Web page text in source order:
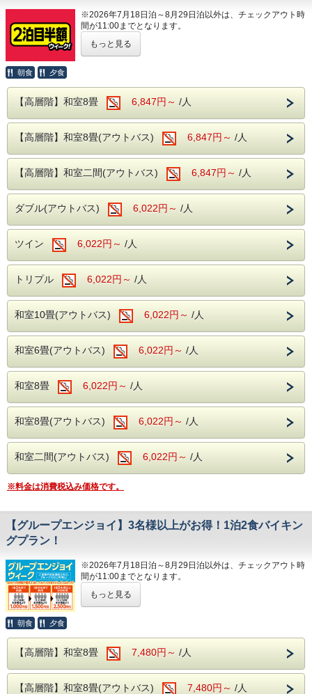
---館内施設---
・カラオケルーム（当日予約制・無料）
・無料Wi-Fi完備
皆様のご来館をスタッフ一同、お待ちしてお
ります。
※2026年7月18日泊～8月29日泊以外は、チェックアウト時
間が11:00までとなります。
【2泊目半額ウィーク】
期間限定、2泊3日のご宿泊がとってもお得な「2泊目半額ウ
■対象期間
08月25日(火)～08月27日(金)
09月06日(日)～09月11日(金)
10月04日(日)～10月08日(金)
11月16日(月)～11月19日(木)
▼高層階客室
1泊目：9,130円(消費税込)
2泊目：4,565円(消費税込)
合計：13,695円(消費税込)
▼通常客室
2泊目：4,015円(消費税込)
※1泊あたり6,022円(消費税込)となります。
■注意事項
※ 下記期間内で2泊できる日程でのご利用が可能となりま
※ 期間に含まれない日程は、ご利用いただけませんのでご
注意ください。
※ 2泊限定のプランとなります。
※ ご予約後に1泊、3泊以上に変更される場合は通常プラン
の料金となります。
湯治でゆっくりと寛ぎたいお客様は当プランが最適です。
----温泉----
広々とした大浴場をお楽しみいただけます。
滑らかな泉質の温泉がご好評いただいてお
り、湯治の宿としてもご利用いただいており
い。
---ご夕食---
もっと見る
朝食 夕食
【高層階】和室8畳 6,847円～ /人
【高層階】和室8畳(アウトバス) 6,847円～ /人
【高層階】和室二間(アウトバス) 6,847円～ /人
ダブル(アウトバス) 6,022円～ /人
ツイン 6,022円～ /人
トリプル 6,022円～ /人
和室10畳(アウトバス) 6,022円～ /人
和室6畳(アウトバス) 6,022円～ /人
和室8畳 6,022円～ /人
和室8畳(アウトバス) 6,022円～ /人
和室二間(アウトバス) 6,022円～ /人
※料金は消費税込み価格です。
【グループエンジョイ】3名様以上がお得！1泊2食バイキン
グプラン！
※2026年7月18日泊～8月29日泊以外は、チェックアウト時
間が11:00までとなります。
ご家族・グループ ３名以上での旅行がとってもお得にご利
用いただける
ぜひ、この機会にグループ旅行へお越しくださいませ！
【お一人様あたりのご宿泊料金】
1室3名様利用で、お一人様あたり本体価格より1，000円引
もっと見る
朝食 夕食
【高層階】和室8畳 7,480円～ /人
【高層階】和室8畳(アウトバス) 7,480円～ /人